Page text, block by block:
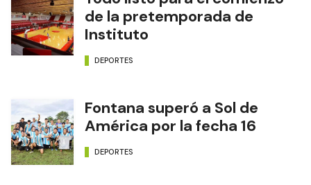
de la pretemporada de
Instituto
DEPORTES
Fontana superó a Sol de
América por la fecha 16
DEPORTES